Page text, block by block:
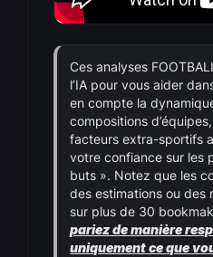
Ces analyses
l’IA pour vous aider
en compte la
compositions
facteurs extra-sportifs
votre confiance sur les
buts ». Notez que les
des estimations ou des
sur plus de 30
pariez de manière
uniquement ce que